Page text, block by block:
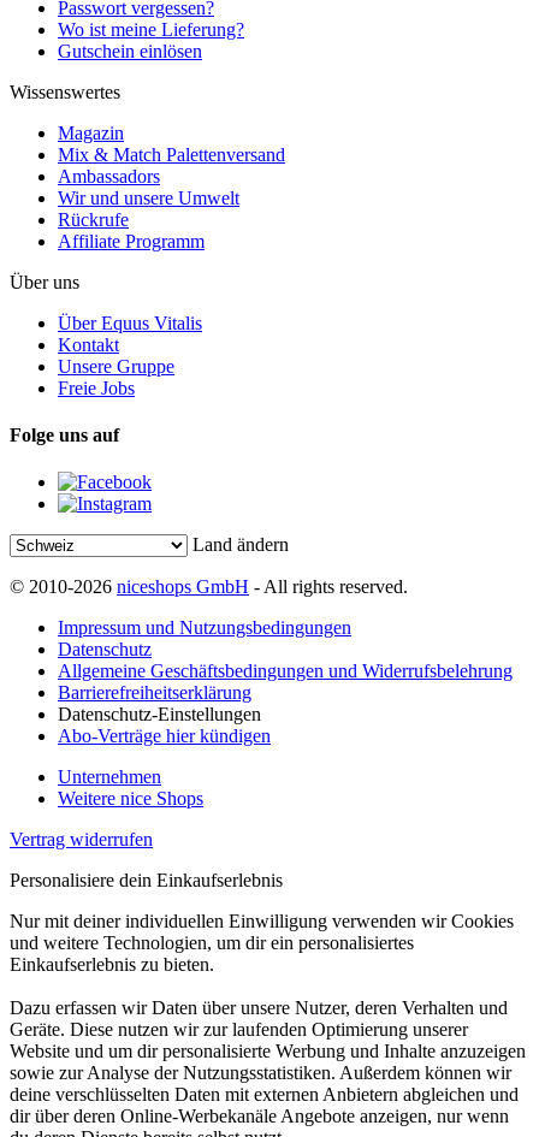
Passwort vergessen?
Wo ist meine Lieferung?
Gutschein einlösen
Wissenswertes
Magazin
Mix & Match Palettenversand
Ambassadors
Wir und unsere Umwelt
Rückrufe
Affiliate Programm
Über uns
Über Equus Vitalis
Kontakt
Unsere Gruppe
Freie Jobs
Folge uns auf
Land ändern
© 2010-2026 niceshops GmbH - All rights reserved.
Impressum und Nutzungsbedingungen
Datenschutz
Allgemeine Geschäftsbedingungen und Widerrufsbelehrung
Barrierefreiheitserklärung
Datenschutz-Einstellungen
Abo-Verträge hier kündigen
Unternehmen
Weitere nice Shops
Vertrag widerrufen
Personalisiere dein Einkaufserlebnis
Nur mit deiner individuellen Einwilligung verwenden wir Cookies
und weitere Technologien, um dir ein personalisiertes
Einkaufserlebnis zu bieten.
Dazu erfassen wir Daten über unsere Nutzer, deren Verhalten und
Geräte. Diese nutzen wir zur laufenden Optimierung unserer
Website und um dir personalisierte Werbung und Inhalte anzuzeigen
sowie zur Analyse der Nutzungsstatistiken. Außerdem können wir
deine verschlüsselten Daten mit externen Anbietern abgleichen und
dir über deren Online-Werbekanäle Angebote anzeigen, nur wenn